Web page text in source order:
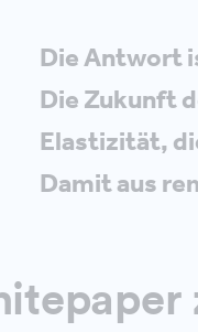
Die Antwort
Die Zukunft
Elastizität,
Damit aus